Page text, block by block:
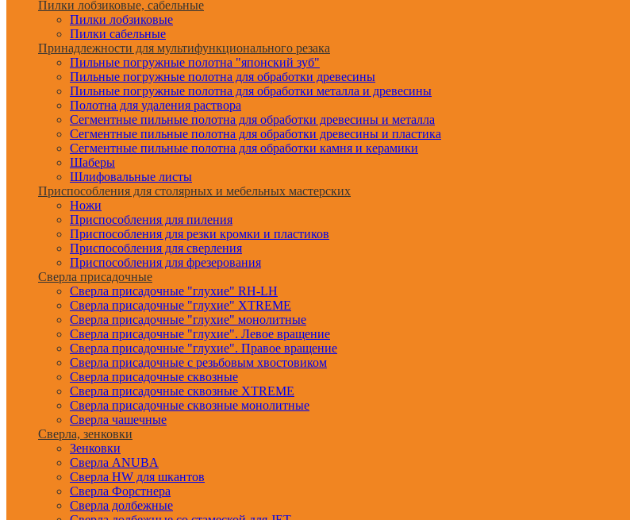
Пилки лобзиковые, сабельные
Пилки лобзиковые
Пилки сабельные
Принадлежности для мультифункционального резака
Пильные погружные полотна "японский зуб"
Пильные погружные полотна для обработки древесины
Пильные погружные полотна для обработки металла и древесины
Полотна для удаления раствора
Сегментные пильные полотна для обработки древесины и металла
Сегментные пильные полотна для обработки древесины и пластика
Сегментные пильные полотна для обработки камня и керамики
Шаберы
Шлифовальные листы
Приспособления для столярных и мебельных мастерских
Ножи
Приспособления для пиления
Приспособления для резки кромки и пластиков
Приспособления для сверления
Приспособления для фрезерования
Сверла присадочные
Сверла присадочные "глухие" RH-LH
Сверла присадочные "глухие" XTREME
Сверла присадочные "глухие" монолитные
Сверла присадочные "глухие". Левое вращение
Сверла присадочные "глухие". Правое вращение
Сверла присадочные с резьбовым хвостовиком
Сверла присадочные сквозные
Сверла присадочные сквозные XTREME
Сверла присадочные сквозные монолитные
Сверла чашечные
Сверла, зенковки
Зенковки
Сверла ANUBA
Сверла HW для шкантов
Сверла Форстнера
Сверла долбежные